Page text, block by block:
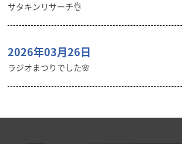
サタキンリサーチ👌
2026年03月26日
ラジオまつりでした🌸